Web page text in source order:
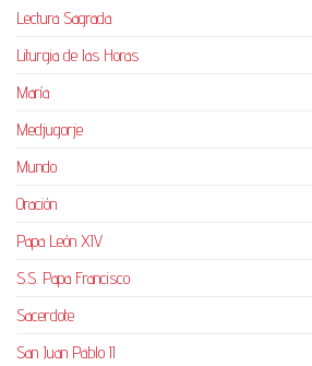
Lectura Sagrada
Liturgia de las Horas
María
Medjugorje
Mundo
Oración
Papa León XIV
S.S. Papa Francisco
Sacerdote
San Juan Pablo II